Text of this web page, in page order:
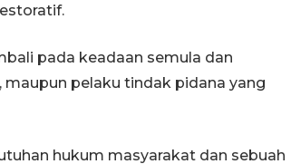
pada keadaan semula dan
pelaku tindak pidana yang
hukum masyarakat dan sebuah